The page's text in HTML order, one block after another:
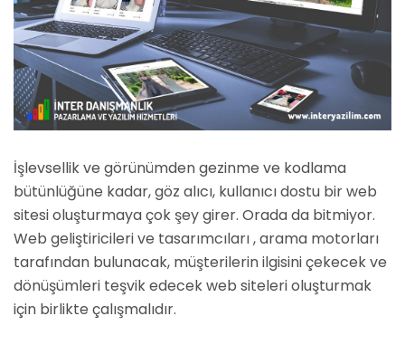
İşlevsellik ve görünümden gezinme ve kodlama
bütünlüğüne kadar, göz alıcı, kullanıcı dostu bir web
sitesi oluşturmaya çok şey girer. Orada da bitmiyor.
Web geliştiricileri ve tasarımcıları , arama motorları
tarafından bulunacak, müşterilerin ilgisini çekecek ve
dönüşümleri teşvik edecek web siteleri oluşturmak
için birlikte çalışmalıdır.